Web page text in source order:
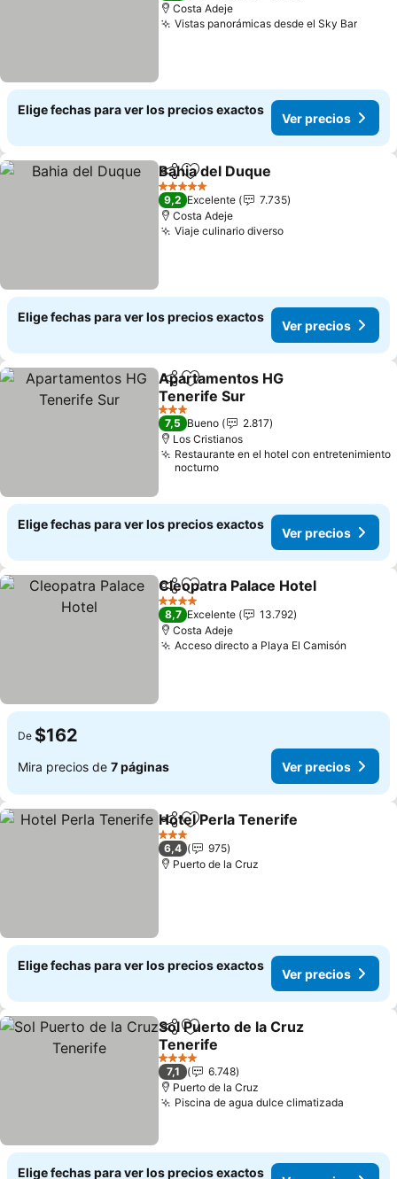
Costa Adeje
Vistas panorámicas desde el Sky Bar
Elige fechas para ver los precios exactos
Ver precios
CompartirAgregar a favoritos
Bahia del Duque
5 Estrellas
9,2 Excelente
7.735
Costa Adeje
Viaje culinario diverso
Elige fechas para ver los precios exactos
Ver precios
CompartirAgregar a favoritos
Apartamentos HG
Tenerife Sur
3 Estrellas
7,5 Bueno
2.817
Los Cristianos
Restaurante en el hotel con entretenimiento
nocturno
Elige fechas para ver los precios exactos
Ver precios
CompartirAgregar a favoritos
Cleopatra Palace Hotel
4 Estrellas
8,7 Excelente
13.792
Costa Adeje
Acceso directo a Playa El Camisón
De $162
Mira precios de 7 páginas Ver precios
CompartirAgregar a favoritos
Hotel Perla Tenerife
3 Estrellas
6,4
975
Puerto de la Cruz
Elige fechas para ver los precios exactos
Ver precios
CompartirAgregar a favoritos
Sol Puerto de la Cruz
Tenerife
4 Estrellas
7,1
6.748
Puerto de la Cruz
Piscina de agua dulce climatizada
Elige fechas para ver los precios exactos